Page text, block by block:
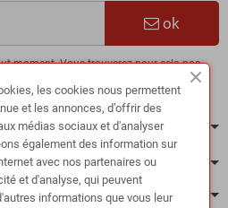
ok
moment. Vous trouverez pour cela nos
d'utilisation du site.
les cookies nous permettent
et les annonces, d’offrir des
médias sociaux et d'analyser
également des information sur
avec nos partenaires ou
et d'analyse, qui peuvent
informations que vous leur